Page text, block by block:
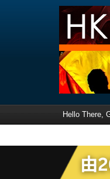
Hello There,